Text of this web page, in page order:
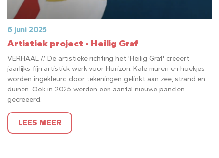
6 juni 2025
Artistiek project - Heilig Graf
VERHAAL // De artistieke richting het 'Heilig Graf' creëert
jaarlijks fijn artistiek werk voor Horizon. Kale muren en hoekjes
worden ingekleurd door tekeningen gelinkt aan zee, strand en
duinen. Ook in 2025 werden een aantal nieuwe panelen
gecreëerd.
LEES MEER